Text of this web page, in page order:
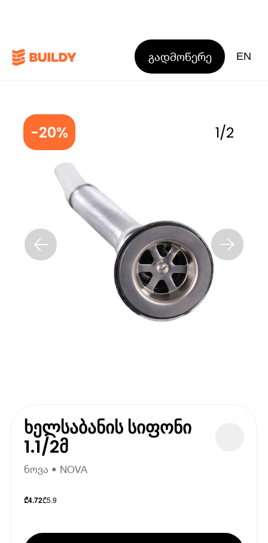
გადმოწერე EN
-20% 1/2
ხელსაბანის სიფონი
1.1/2მ
ნოვა • NOVA
₾4.72₾5.9